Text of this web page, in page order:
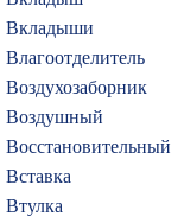
Вкладыши
Влагоотделитель
Воздухозаборник
Воздушный
Восстановительный
Вставка
Втулка